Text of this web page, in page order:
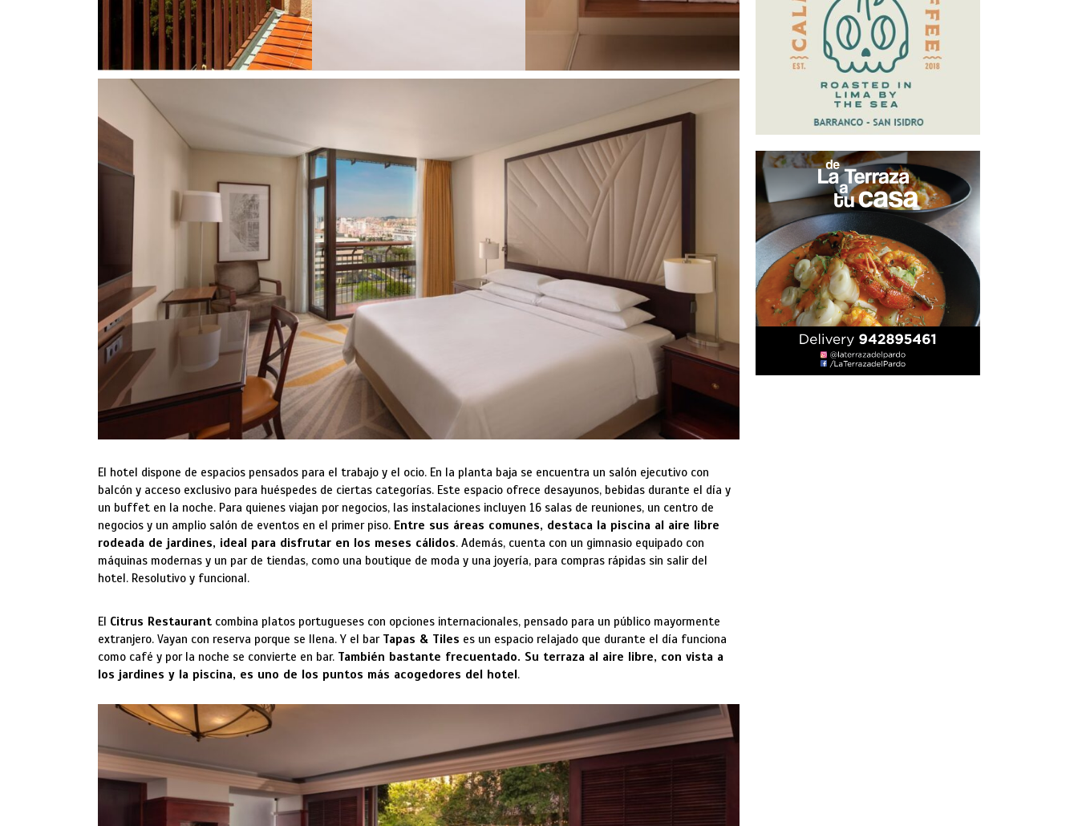
El hotel dispone de espacios pensados para el trabajo y el ocio. En la planta baja se encuentra un salón ejecutivo con
balcón y acceso exclusivo para huéspedes de ciertas categorías. Este espacio ofrece desayunos, bebidas durante el día y
un buffet en la noche. Para quienes viajan por negocios, las instalaciones incluyen 16 salas de reuniones, un centro de
negocios y un amplio salón de eventos en el primer piso. Entre sus áreas comunes, destaca la piscina al aire libre
rodeada de jardines, ideal para disfrutar en los meses cálidos. Además, cuenta con un gimnasio equipado con
máquinas modernas y un par de tiendas, como una boutique de moda y una joyería, para compras rápidas sin salir del
hotel. Resolutivo y funcional.
El Citrus Restaurant combina platos portugueses con opciones internacionales, pensado para un público mayormente
extranjero. Vayan con reserva porque se llena. Y el bar Tapas & Tiles es un espacio relajado que durante el día funciona
como café y por la noche se convierte en bar. También bastante frecuentado. Su terraza al aire libre, con vista a
los jardines y la piscina, es uno de los puntos más acogedores del hotel.